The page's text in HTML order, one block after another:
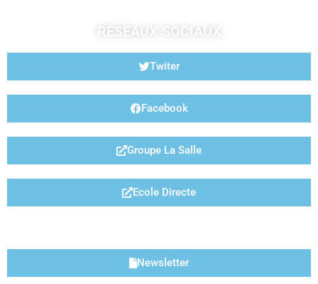
RÉSEAUX SOCIAUX
Twiter
Facebook
Groupe La Salle
Ecole Directe
Newsletter